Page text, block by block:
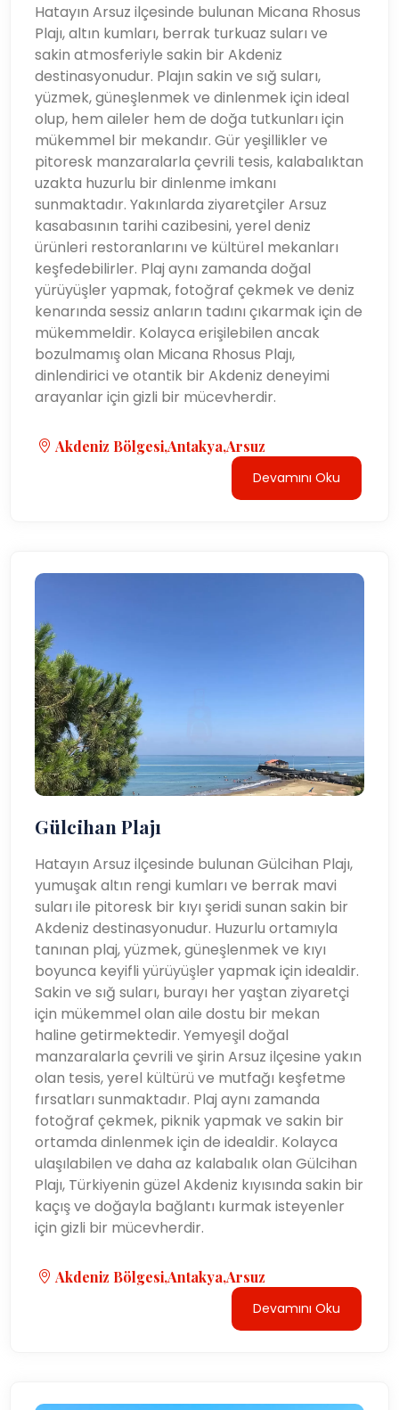
Hatayın Arsuz ilçesinde bulunan Micana Rhosus
Plajı, altın kumları, berrak turkuaz suları ve
sakin atmosferiyle sakin bir Akdeniz
destinasyonudur. Plajın sakin ve sığ suları,
yüzmek, güneşlenmek ve dinlenmek için ideal
olup, hem aileler hem de doğa tutkunları için
mükemmel bir mekandır. Gür yeşillikler ve
pitoresk manzaralarla çevrili tesis, kalabalıktan
uzakta huzurlu bir dinlenme imkanı
sunmaktadır. Yakınlarda ziyaretçiler Arsuz
kasabasının tarihi cazibesini, yerel deniz
ürünleri restoranlarını ve kültürel mekanları
keşfedebilirler. Plaj aynı zamanda doğal
yürüyüşler yapmak, fotoğraf çekmek ve deniz
kenarında sessiz anların tadını çıkarmak için de
mükemmeldir. Kolayca erişilebilen ancak
bozulmamış olan Micana Rhosus Plajı,
dinlendirici ve otantik bir Akdeniz deneyimi
arayanlar için gizli bir mücevherdir.
Akdeniz Bölgesi,Antakya,Arsuz
Devamını Oku
Gülcihan Plajı
Hatayın Arsuz ilçesinde bulunan Gülcihan Plajı,
yumuşak altın rengi kumları ve berrak mavi
suları ile pitoresk bir kıyı şeridi sunan sakin bir
Akdeniz destinasyonudur. Huzurlu ortamıyla
tanınan plaj, yüzmek, güneşlenmek ve kıyı
boyunca keyifli yürüyüşler yapmak için idealdir.
Sakin ve sığ suları, burayı her yaştan ziyaretçi
için mükemmel olan aile dostu bir mekan
haline getirmektedir. Yemyeşil doğal
manzaralarla çevrili ve şirin Arsuz ilçesine yakın
olan tesis, yerel kültürü ve mutfağı keşfetme
fırsatları sunmaktadır. Plaj aynı zamanda
fotoğraf çekmek, piknik yapmak ve sakin bir
ortamda dinlenmek için de idealdir. Kolayca
ulaşılabilen ve daha az kalabalık olan Gülcihan
Plajı, Türkiyenin güzel Akdeniz kıyısında sakin bir
kaçış ve doğayla bağlantı kurmak isteyenler
için gizli bir mücevherdir.
Akdeniz Bölgesi,Antakya,Arsuz
Devamını Oku